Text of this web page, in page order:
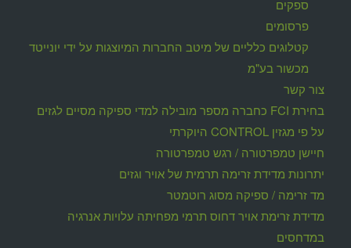
ספקים
פרסומים
קטלוגים כלליים של מיטב החברות המיוצגות על ידי יונייטד
מכשור בע"מ
צור קשר
בחירת FCI כחברה מספר מובילה למדי ספיקה מסיים לגזים
על פי מגזין CONTROL היוקרתי
חיישן טמפרטורה / רגש טמפרטורה
יתרונות מדידת זרימה תרמית של אויר וגזים
מד זרימה / ספיקה מסוג רוטמטר
מדידת זרימת אויר דחוס תרמי מפחיתה עלויות אנרגיה
במדחסים